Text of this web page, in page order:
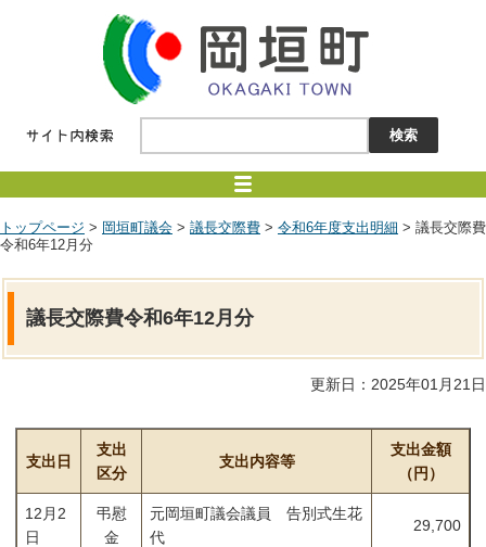
トップページ > 岡垣町議会 > 議長交際費 > 令和6年度支出明細 > 議長交際費
令和6年12月分
議長交際費令和6年12月分
更新日：2025年01月21日
支出日
支出
区分
支出内容等
支出金額
（円）
12月2
日
弔慰
金
元岡垣町議会議員 告別式生花
代
29,700